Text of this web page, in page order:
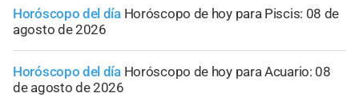
Horóscopo del día Horóscopo de hoy para Piscis: 08 de
agosto de 2026
Horóscopo del día Horóscopo de hoy para Acuario: 08
de agosto de 2026